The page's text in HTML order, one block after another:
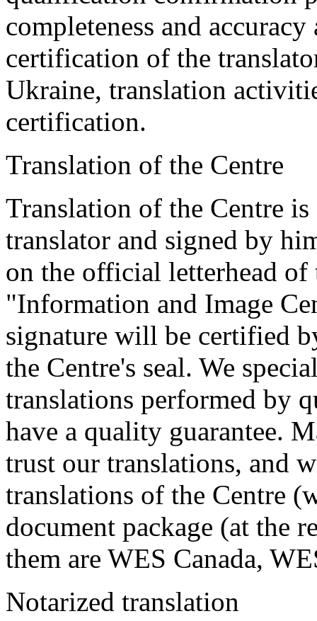
completeness and
certification of the
Ukraine, translation
certification.
Translation of the Centre
Translation of the Centre
translator and signed by
on the official letterhead of
"Information and Image
signature will be certified
the Centre's seal. We
translations performed by
have a quality guarantee.
trust our translations, and
translations of the Centre
document package (at the
them are WES Canada,
Notarized translation